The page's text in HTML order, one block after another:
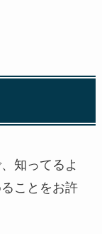
知ってるよ
ことをお許